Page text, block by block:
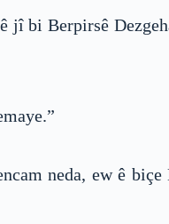
jî bi Berpirsê
neda, ew ê